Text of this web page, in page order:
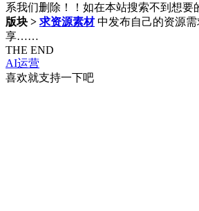
系我们删除！！如在本站搜索不到想要
版块 > 求资源素材 中发布自己的资源
享……
THE END
AI运营
喜欢就支持一下吧